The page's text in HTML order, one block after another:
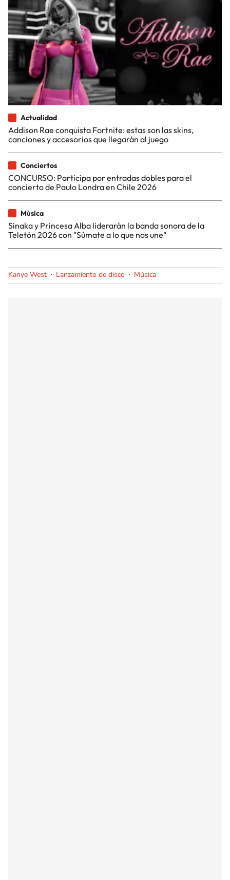
Actualidad
Addison Rae conquista Fortnite: estas son las skins,
canciones y accesorios que llegarán al juego
Conciertos
CONCURSO: Participa por entradas dobles para el
concierto de Paulo Londra en Chile 2026
Música
Sinaka y Princesa Alba liderarán la banda sonora de la
Teletón 2026 con "Súmate a lo que nos une"
Kanye West Lanzamiento de disco Música